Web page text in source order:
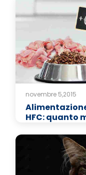
novembre 5,2015
HFC: quanto